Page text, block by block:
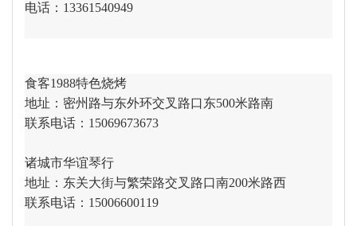
电话：13361540949
食客1988特色烧烤
地址：密州路与东外环交叉路口东500米路南
联系电话：15069673673
诸城市华谊琴行
地址：东关大街与繁荣路交叉路口南200米路西
联系电话：15006600119